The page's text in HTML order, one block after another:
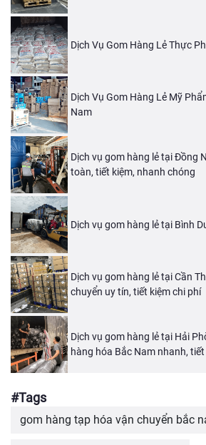
Dịch Vụ Gom Hàng Lẻ Thực
Dịch Vụ Gom Hàng Lẻ Mỹ
Nam
Dịch vụ gom hàng lẻ tại Đồng
toàn, tiết kiệm, nhanh chóng
Dịch vụ gom hàng lẻ tại Bình
Dịch vụ gom hàng lẻ tại Cần
chuyển uy tín, tiết kiệm chi phí
Dịch vụ gom hàng lẻ tại Hải
hàng hóa Bắc Nam nhanh,
#Tags
gom hàng tạp hóa vận chuyển bắc